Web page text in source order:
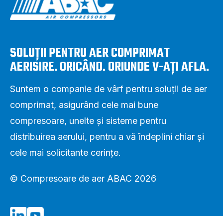
SOLUȚII PENTRU AER COMPRIMAT
AERISIRE. ORICÂND. ORIUNDE V-AȚI AFLA.
Suntem o companie de vârf pentru soluții de aer
comprimat, asigurând cele mai bune
compresoare, unelte și sisteme pentru
distribuirea aerului, pentru a vă îndeplini chiar și
cele mai solicitante cerințe.
© Compresoare de aer ABAC 2026